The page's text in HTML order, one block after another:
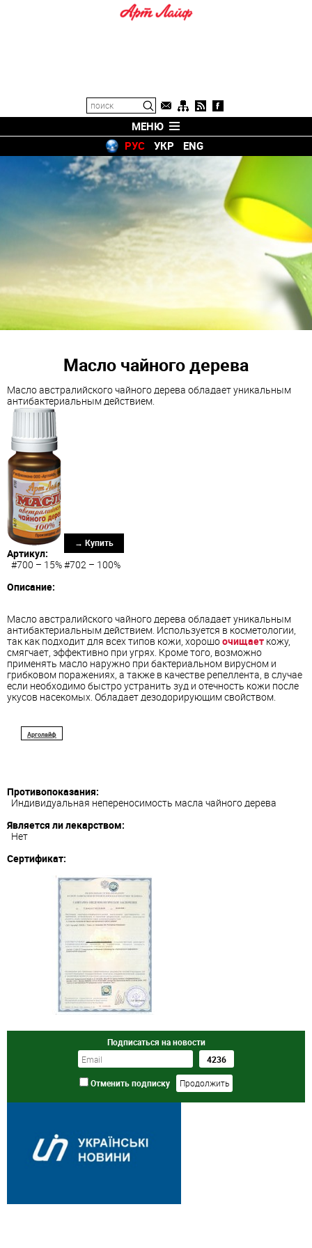
МЕНЮ
РУС
УКР ENG
Масло чайного дерева
Масло австралийского чайного дерева обладает уникальным
антибактериальным действием.
→ Купить
Артикул:
#700 – 15% #702 – 100%
Описание:
Масло австралийского чайного дерева обладает уникальным
антибактериальным действием. Используется в косметологии,
так как подходит для всех типов кожи, хорошоочищает кожу,
смягчает, эффективно при угрях. Кроме того, возможно
применять масло наружно при бактериальном вирусном и
грибковом поражениях, а также в качестве репеллента, в случае
если необходимо быстро устранить зуд и отечность кожи после
укусов насекомых. Обладает дезодорирующим свойством.
Арголайф
Противопоказания:
Индивидуальная непереносимость масла чайного дерева
Является ли лекарством:
Нет
Сертификат:
Подписаться на новости
Отменить подписку